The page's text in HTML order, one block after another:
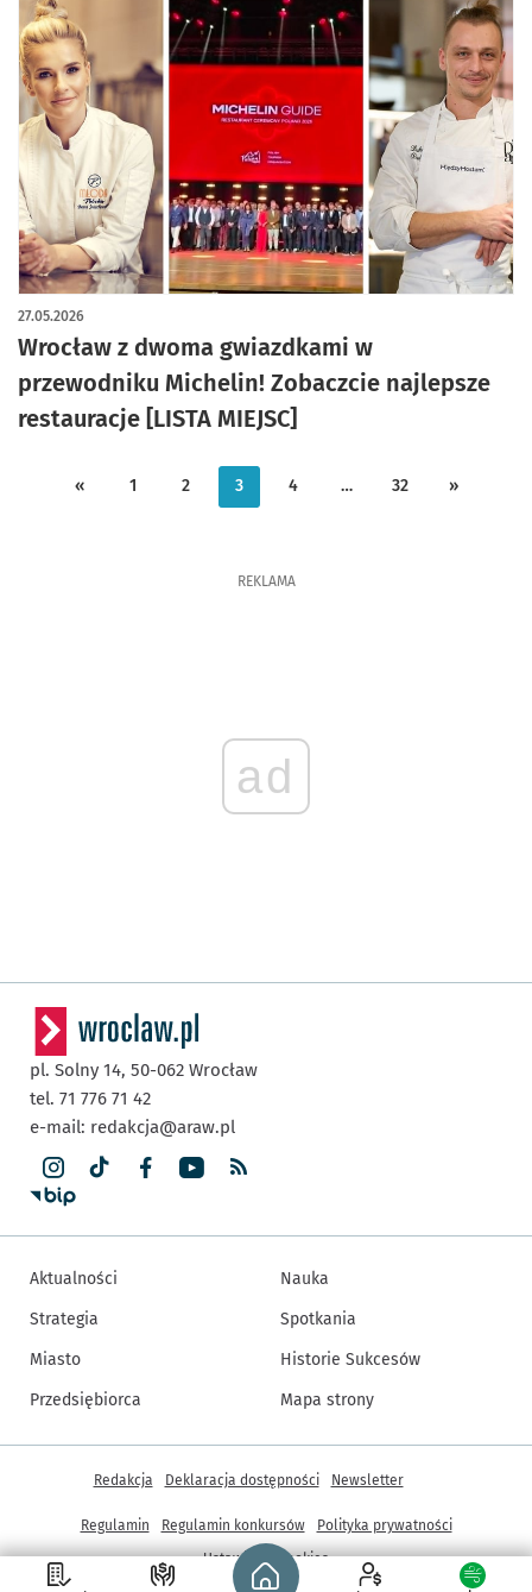
Wrocław z dwoma gwiazdkami w
przewodniku Michelin! Zobaczcie najlepsze
restauracje [LISTA MIEJSC]
27.05.2026
« 1 2 3 4 … 32 »
REKLAMA
ad
Strona główna - wroclaw.pl
pl. Solny 14, 50-062 Wrocław
tel. 71 776 71 42
e-mail: redakcja@araw.pl
Aktualności
Strategia
Miasto
Przedsiębiorca
Nauka
Spotkania
Historie Sukcesów
Mapa strony
Inne informacje
Redakcja Deklaracja dostępności Newsletter
Regulamin Regulamin konkursów
Polityka prywatności
Ustawienia cookies